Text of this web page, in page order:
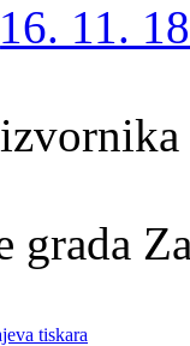
11.
tiskara